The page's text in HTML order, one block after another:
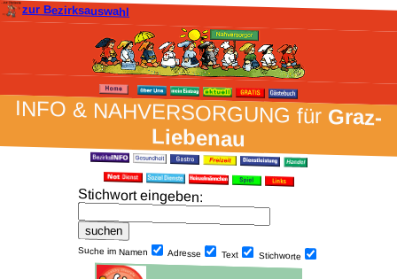
zur Bezirksauswahl
INFO & NAH­VER­SORG­UNG fürGraz-
Liebenau
Stich­wort ein­geben:
Suche im Namen Adresse Text Stich­worte